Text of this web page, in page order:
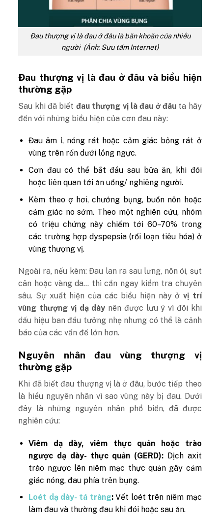
Đau thượng vị là đau ở đâu là băn khoăn của nhiều
người (Ảnh: Sưu tầm Internet)
Đau thượng vị là đau ở đâu và biểu hiện
thường gặp
Sau khi đã biết đau thượng vị là đau ở đâuta hãy
đến với những biểu hiện của cơn đau này:
Đau âm ỉ, nóng rát hoặc cảm giác bỏng rát ở
vùng trên rốn dưới lồng ngực.
Cơn đau có thể bắt đầu sau bữa ăn, khi đói
hoặc liên quan tới ăn uống/ nghiêng người.
Kèm theo ợ hơi, chướng bụng, buồn nôn hoặc
cảm giác no sớm. Theo một nghiên cứu, nhóm
có triệu chứng này chiếm tới 60–70% trong
các trường hợp dyspepsia (rối loạn tiêu hóa) ở
vùng thượng vị.
Ngoài ra, nếu kèm: Đau lan ra sau lưng, nôn ói, sụt
cân hoặc vàng da… thì cần ngay kiểm tra chuyên
sâu. Sự xuất hiện của các biểu hiện này ở vị trí
vùng thượng vị dạ dày nên được lưu ý vì đôi khi
dấu hiệu ban đầu tưởng nhẹ nhưng có thể là cảnh
báo của các vấn đề lớn hơn.
Nguyên nhân đau vùng thượng vị
thường gặp
Khi đã biết đau thượng vị là ở đâu, bước tiếp theo
là hiểu nguyên nhân vì sao vùng này bị đau. Dưới
đây là những nguyên nhân phổ biến, đã được
nghiên cứu:
Viêm dạ dày, viêm thực quản hoặc trào
ngược dạ dày- thực quản (GERD): Dịch axit
trào ngược lên niêm mạc thực quản gây cảm
giác nóng, đau phía trên bụng.
Loét dạ dày- tá tràng:Vết loét trên niêm mạc
làm đau và thường đau khi đói hoặc sau ăn.